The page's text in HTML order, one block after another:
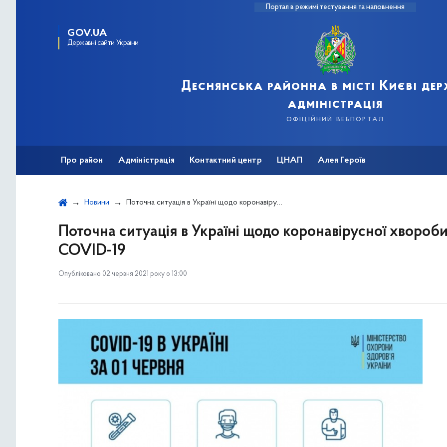
Портал в режимі тестування та наповнення
GOV.UA
Державні сайти України
Деснянська районна в місті Києві
адміністрація
офіційний вебпортал
Про район Адміністрація Контактний центр ЦНАП Алея Героїв
Новини Поточна ситуація в Україні щодо коронавірусної хвороби COVID-19
Поточна ситуація в Україні щодо коронавірусної хвороби
COVID-19
Опубліковано 02 червня 2021 року о 13:00